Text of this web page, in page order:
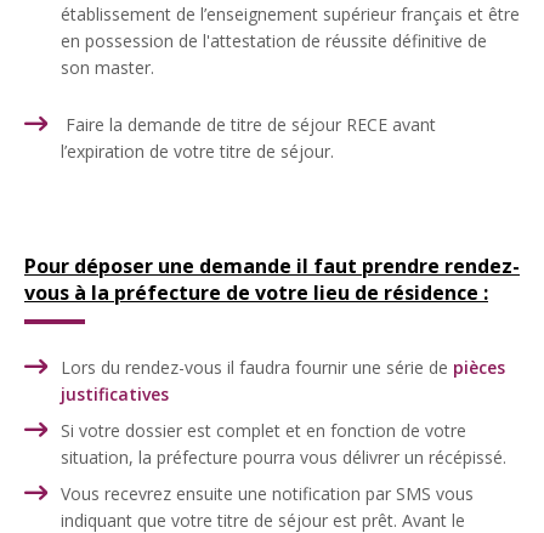
établissement de l’enseignement supérieur français et être
en possession de l'attestation de réussite définitive de
son master.
Faire la demande de titre de séjour RECE avant
l’expiration de votre titre de séjour.
Pour déposer une demande il faut prendre rendez-
vous à la préfecture de votre lieu de résidence :
Lors du rendez-vous il faudra fournir une série de pièces
justificatives
Si votre dossier est complet et en fonction de votre
situation, la préfecture pourra vous délivrer un récépissé.
Vous recevrez ensuite une notification par SMS vous
indiquant que votre titre de séjour est prêt. Avant le